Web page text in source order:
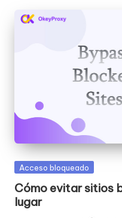
Publicada
Acceso bloqueado
Cómo evitar sitios
lugar